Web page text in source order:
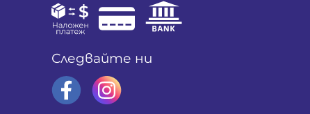
Следвайте ни